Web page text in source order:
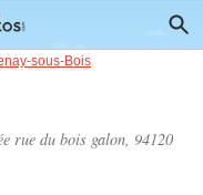
sous-Bois
rue du bois galon, 94120